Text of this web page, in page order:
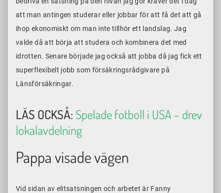
att man antingen studerar eller jobbar för att få det att gå
ihop ekonomiskt om man inte tillhör ett landslag. Jag
valde då att börja att studera och kombinera det med
idrotten. Senare började jag också att jobba då jag fick ett
superflexibelt jobb som försäkringsrådgivare på
Länsförsäkringar.
LÄS OCKSÅ: Spelade fotboll i USA – drev
lokalavdelning
Pappa visade vägen
Vid sidan av elitsatsningen och arbetet är Fanny